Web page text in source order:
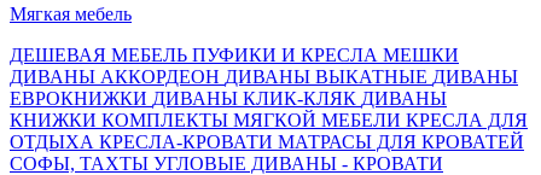
Мягкая мебель
ДЕШЕВАЯ МЕБЕЛЬ ПУФИКИ И КРЕСЛА МЕШКИ
ДИВАНЫ АККОРДЕОН ДИВАНЫ ВЫКАТНЫЕ ДИВАНЫ
ЕВРОКНИЖКИ ДИВАНЫ КЛИК-КЛЯК ДИВАНЫ
КНИЖКИ КОМПЛЕКТЫ МЯГКОЙ МЕБЕЛИ КРЕСЛА ДЛЯ
ОТДЫХА КРЕСЛА-КРОВАТИ МАТРАСЫ ДЛЯ КРОВАТЕЙ
СОФЫ, ТАХТЫ УГЛОВЫЕ ДИВАНЫ - КРОВАТИ